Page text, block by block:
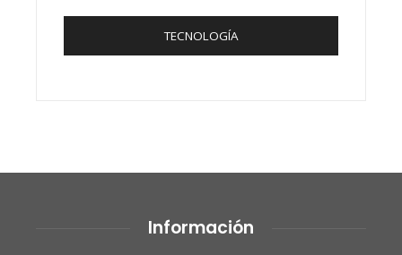
TECNOLOGÍA
Información